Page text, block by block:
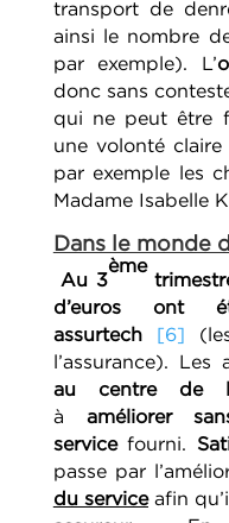
transport de
ainsi le nombre
par exemple). L’
donc sans
qui ne peut être
une volonté claire
par exemple les
Madame Isabelle
Dans le monde
Au 3
ème
d’euros ont
assurtech [6]
l’assurance). Les
au centre de
à améliorer
servicefourni.
passe par
du service afin